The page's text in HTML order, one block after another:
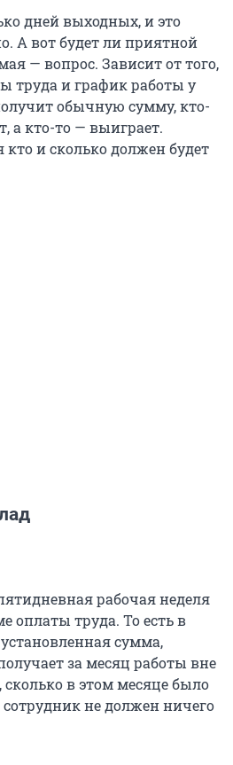
дней выходных, и это
А вот будет ли приятной
— вопрос. Зависит от того,
труда и график работы у
обычную сумму, кто-
а кто-то — выиграет.
кто и сколько должен будет
рабочая неделя
оплаты труда. То есть в
сумма,
за месяц работы вне
сколько в этом месяце было
не должен ничего